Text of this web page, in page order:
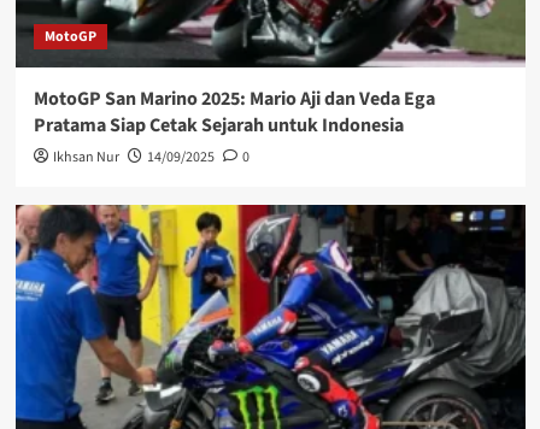
MotoGP
MotoGP San Marino 2025: Mario Aji dan Veda Ega
Pratama Siap Cetak Sejarah untuk Indonesia
Ikhsan Nur 14/09/2025 0